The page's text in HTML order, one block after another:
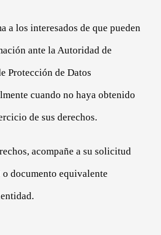
a los interesados de que pueden
ante la Autoridad de
Protección de Datos
cuando no haya obtenido
de sus derechos.
acompañe a su solicitud
documento equivalente